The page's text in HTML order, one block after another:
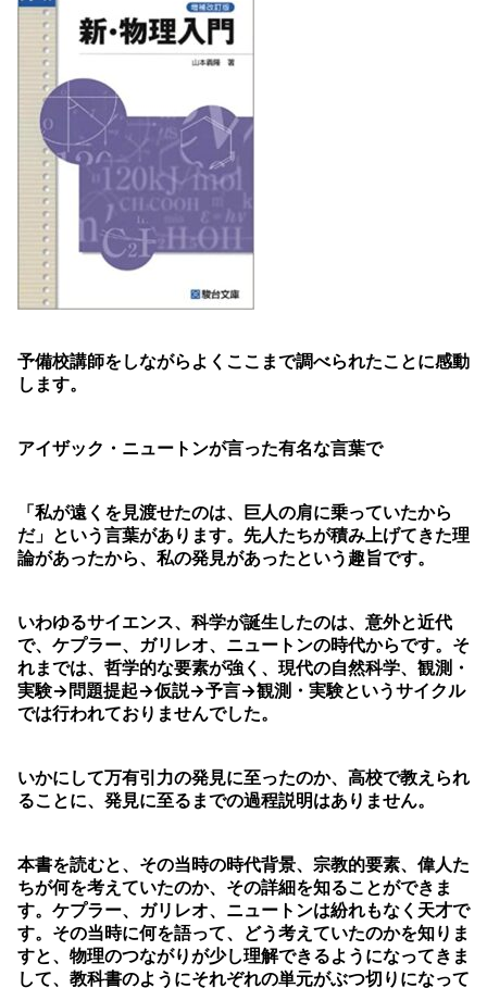
予備校講師をしながらよくここまで調べられたことに感動
します。
アイザック・ニュートンが言った有名な言葉で
「私が遠くを見渡せたのは、巨人の肩に乗っていたから
だ」という言葉があります。先人たちが積み上げてきた理
論があったから、私の発見があったという趣旨です。
いわゆるサイエンス、科学が誕生したのは、意外と近代
で、ケプラー、ガリレオ、ニュートンの時代からです。そ
れまでは、哲学的な要素が強く、現代の自然科学、観測・
実験→問題提起→仮説→予言→観測・実験というサイクル
では行われておりませんでした。
いかにして万有引力の発見に至ったのか、高校で教えられ
ることに、発見に至るまでの過程説明はありません。
本書を読むと、その当時の時代背景、宗教的要素、偉人た
ちが何を考えていたのか、その詳細を知ることができま
す。ケプラー、ガリレオ、ニュートンは紛れもなく天才で
す。その当時に何を語って、どう考えていたのかを知りま
すと、物理のつながりが少し理解できるようになってきま
して、教科書のようにそれぞれの単元がぶつ切りになって